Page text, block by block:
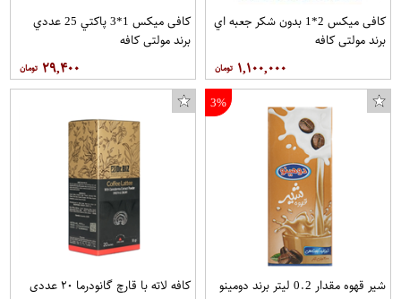
کافی میکس 2*1 بدون شکر جعبه اي
برند مولتی کافه
۱,۱۰۰,۰۰۰
کافی میکس 1*3 پاکتي 25 عددي
برند مولتی کافه
۲۹,۴۰۰
3%
شیر قهوه مقدار 0.2 لیتر برند دومینو کافه لاته با قارچ گانودرما ۲۰ عددی